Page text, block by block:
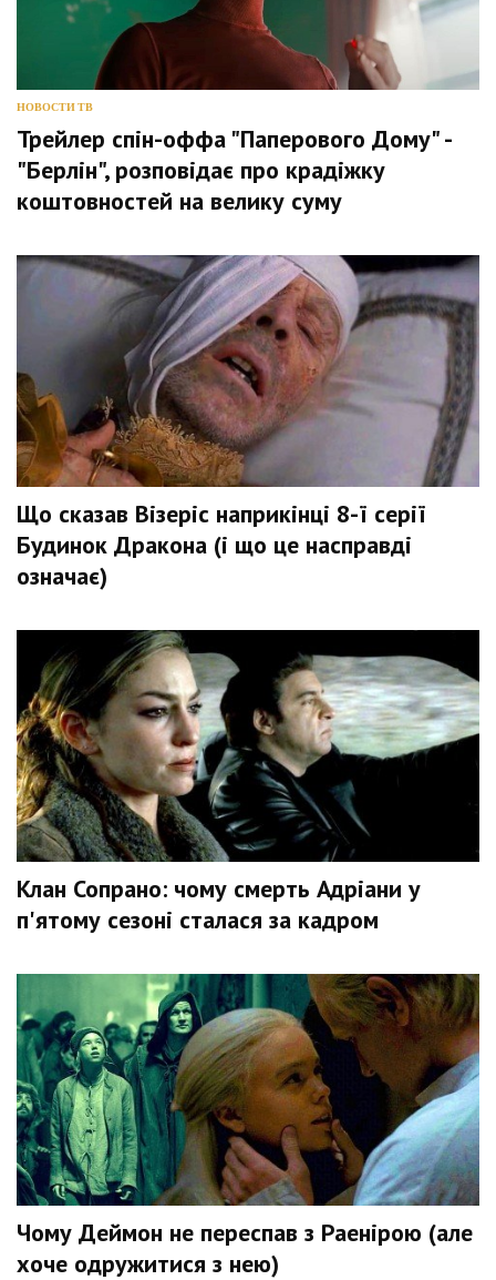
НОВОСТИ ТВ
Трейлер спін-оффа "Паперового Дому" -
"Берлін", розповідає про крадіжку
коштовностей на велику суму
Що сказав Візеріс наприкінці 8-ї серії
Будинок Дракона (і що це насправді
означає)
Клан Сопрано: чому смерть Адріани у
п'ятому сезоні сталася за кадром
Чому Деймон не переспав з Раенірою (але
хоче одружитися з нею)